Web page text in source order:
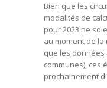
Bien que les
modalités de
pour 2023 ne
au moment de la
que les données
communes), ces
prochainement